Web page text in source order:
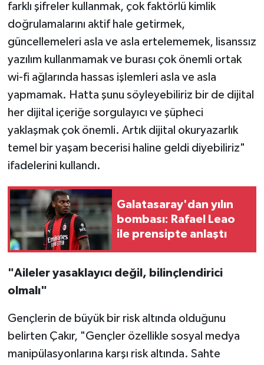
farklı şifreler kullanmak, çok faktörlü kimlik
doğrulamalarını aktif hale getirmek,
güncellemeleri asla ve asla ertelememek, lisanssız
yazılım kullanmamak ve burası çok önemli ortak
wi-fi ağlarında hassas işlemleri asla ve asla
yapmamak. Hatta şunu söyleyebiliriz bir de dijital
her dijital içeriğe sorgulayıcı ve şüpheci
yaklaşmak çok önemli. Artık dijital okuryazarlık
temel bir yaşam becerisi haline geldi diyebiliriz"
ifadelerini kullandı.
Galatasaray'dan yılın
bombası: Rafael Leao
ile prensipte anlaştı
"Aileler yasaklayıcı değil, bilinçlendirici
olmalı"
Gençlerin de büyük bir risk altında olduğunu
belirten Çakır, "Gençler özellikle sosyal medya
manipülasyonlarına karşı risk altında. Sahte